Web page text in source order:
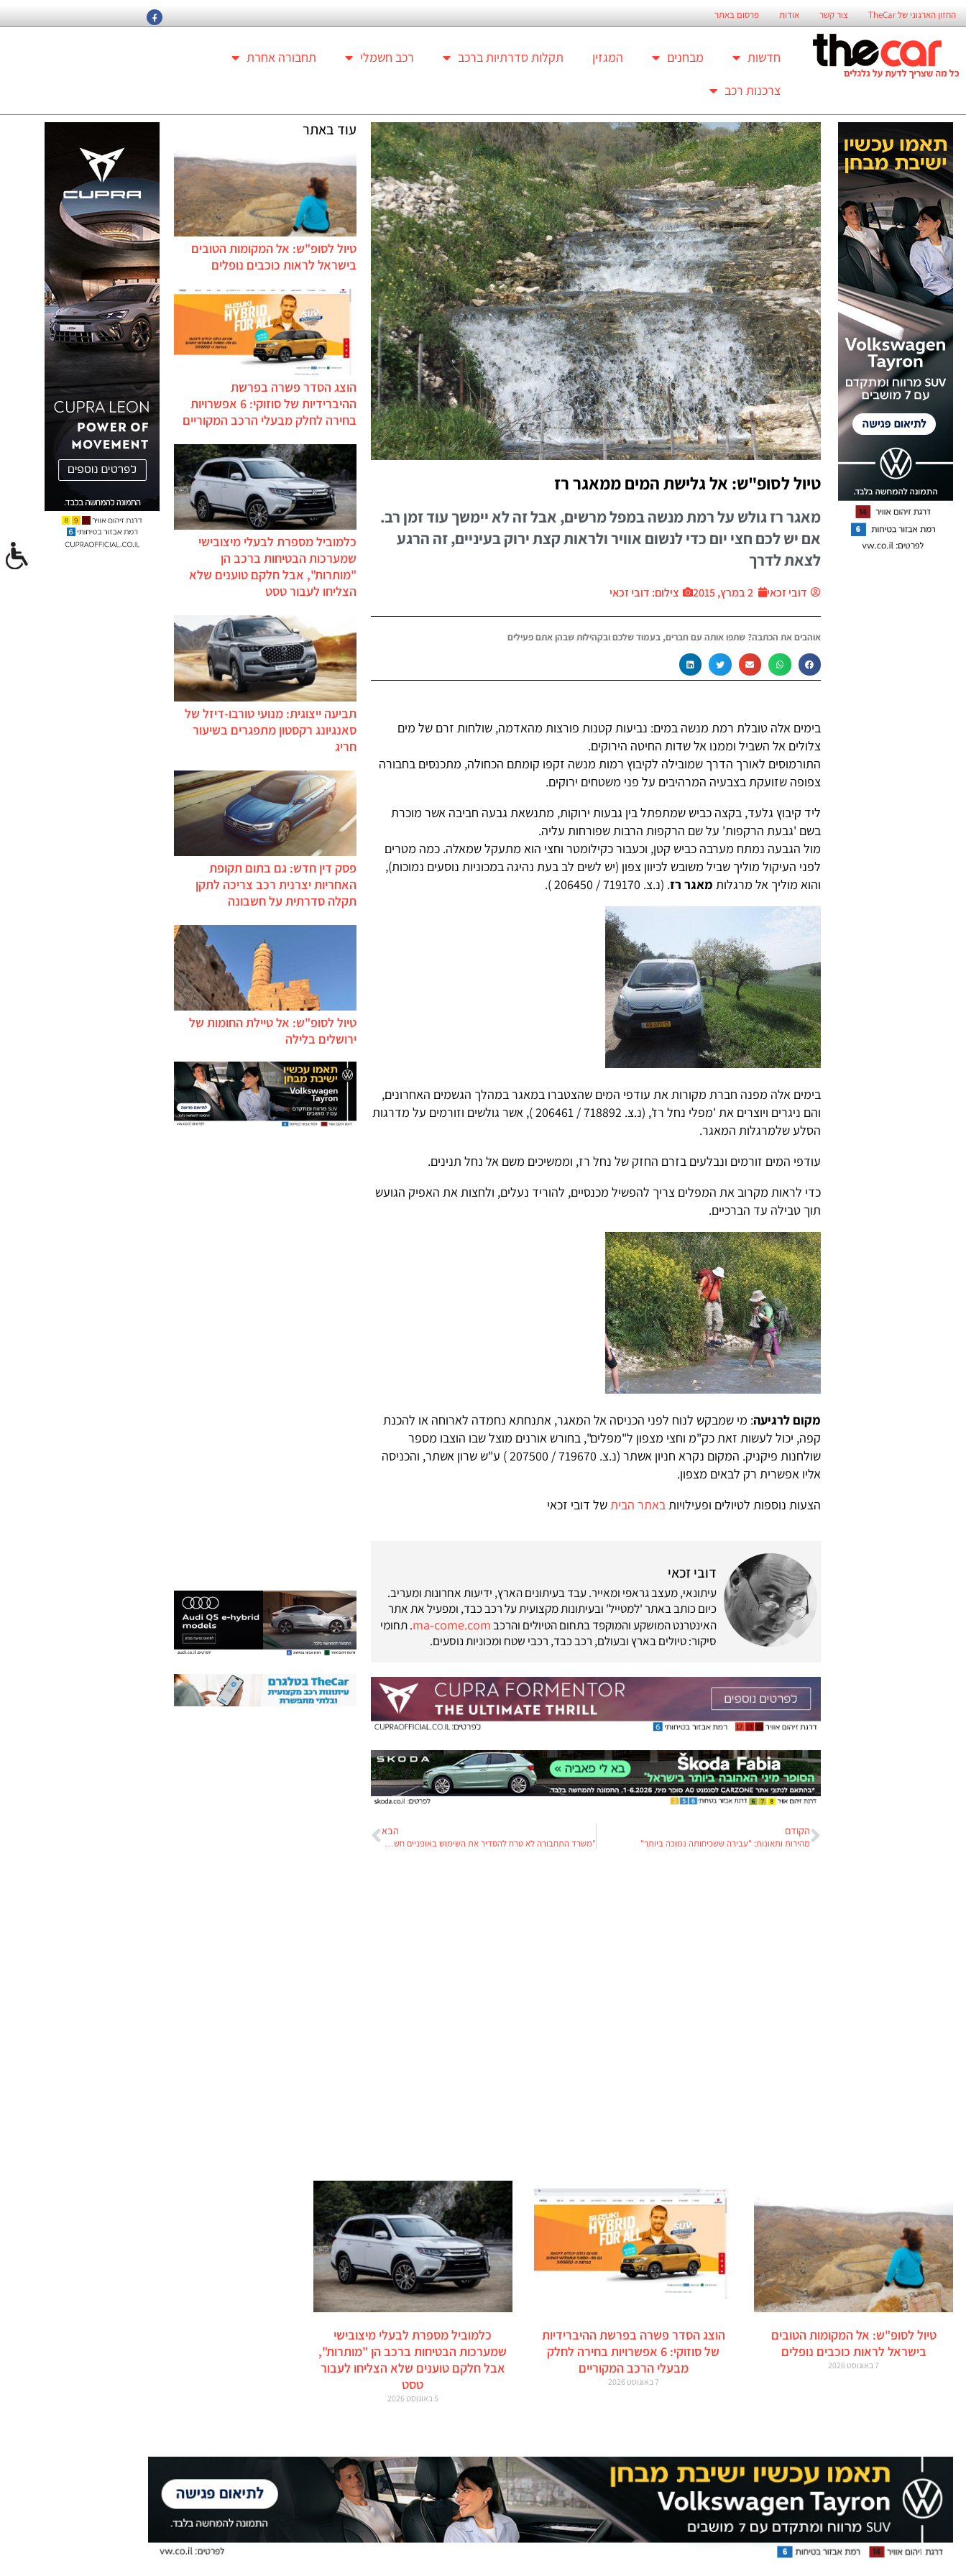
החזון הארגוני של TheCar צור קשר אודות פרסום באתר
חדשות מבחנים המגזין תקלות סדרתיות ברכב רכב חשמלי
תחבורה אחרת
צרכנות רכב
טיול לסופ"ש: אל גלישת המים ממאגר רז
מאגר רז גולש על רמת מנשה במפל מרשים, אבל זה לא יימשך עוד זמן רב.
אם יש לכם חצי יום כדי לנשום אוויר ולראות קצת ירוק בעיניים, זה הרגע
לצאת לדרך
דובי זכאי 2 במרץ, 2015 צילום: דובי זכאי
אוהבים את הכתבה? שתפו אותה עם חברים, בעמוד שלכם ובקהילות שבהן אתם פעילים
בימים אלה טובלת רמת מנשה במים: נביעות קטנות פורצות מהאדמה, שולחות זרם של מים
צלולים אל השביל וממנו אל שדות החיטה הירוקים.
התורמוסים לאורך הדרך שמובילה לקיבוץ רמות מנשה זקפו קומתם הכחולה, מתכנסים בחבורה
צפופה שזועקת בצבעיה המרהיבים על פני משטחים ירוקים.
ליד קיבוץ גלעד, בקצה כביש שמתפתל בין גבעות ירוקות, מתנשאת גבעה חביבה אשר מוכרת
בשם 'גבעת הרקפות' על שם הרקפות הרבות שפורחות עליה.
מול הגבעה נמתח מערבה כביש קטן, וכעבור כקילומטר וחצי הוא מתעקל שמאלה. כמה מטרים
לפני העיקול מוליך שביל משובש לכיוון צפון (יש לשים לב בעת נהיגה במכוניות נוסעים נמוכות),
והוא מוליך אל מרגלות מאגר רז. (נ.צ. 719170 / 206450 ).
בימים אלה מפנה חברת מקורות את עודפי המים שהצטברו במאגר במהלך הגשמים האחרונים,
והם ניגרים ויוצרים את 'מפלי נחל רז', (נ.צ. 718892 / 206461 ), אשר גולשים וזורמים על מדרגות
הסלע שלמרגלות המאגר.
עודפי המים זורמים ונבלעים בזרם החזק של נחל רז, וממשיכים משם אל נחל תנינים.
כדי לראות מקרוב את המפלים צריך להפשיל מכנסיים, להוריד נעלים, ולחצות את האפיק הגועש
תוך טבילה עד הברכיים.
מקום לרגיעה: מי שמבקש לנוח לפני הכניסה אל המאגר, אתנחתא נחמדה לארוחה או להכנת
קפה, יכול לעשות זאת כק"מ וחצי מצפון ל"מפלים", בחורש אורנים מוצל שבו הוצבו מספר
שולחנות פיקניק. המקום נקרא חניון אשתר (נ.צ. 719670 / 207500 ) ע"ש שרון אשתר, והכניסה
אליו אפשרית רק לבאים מצפון.
הצעות נוספות לטיולים ופעילויותבאתר הביתשל דובי זכאי
דובי זכאי
עיתונאי, מעצב גראפי ומאייר. עבד בעיתונים הארץ, ידיעות אחרונות ומעריב.
כיום כותב באתר 'למטייל' ובעיתונות מקצועית על רכב כבד, ומפעיל את אתר
האינטרנט המושקע והמוקפד בתחום הטיולים והרכבma-come.com. תחומי
סיקור: טיולים בארץ ובעולם, רכב כבד, רכבי שטח ומכוניות נוסעים.
הקודם
מהירות ותאונות: "עבירה ששכיחותה נמוכה ביותר"
הבא
"משרד התחבורה לא טרח להסדיר את השימוש באופניים חשמליים"
עוד באתר
טיול לסופ"ש: אל המקומות הטובים
בישראל לראות כוכבים נופלים
הוצג הסדר פשרה בפרשת
ההיברידיות של סוזוקי: 6 אפשרויות
בחירה לחלק מבעלי הרכב המקוריים
כלמוביל מספרת לבעלי מיצובישי
שמערכות הבטיחות ברכב הן
"מותרות", אבל חלקם טוענים שלא
הצליחו לעבור טסט
תביעה ייצוגית: מנועי טורבו-דיזל של
סאנגיונג רקסטון מתפגרים בשיעור
חריג
פסק דין חדש: גם בתום תקופת
האחריות יצרנית רכב צריכה לתקן
תקלה סדרתית על חשבונה
טיול לסופ"ש: אל טיילת החומות של
ירושלים בלילה
טיול לסופ"ש: אל המקומות הטובים
בישראל לראות כוכבים נופלים
7 באוגוסט 2026
הוצג הסדר פשרה בפרשת ההיברידיות
של סוזוקי: 6 אפשרויות בחירה לחלק
מבעלי הרכב המקוריים
7 באוגוסט 2026
כלמוביל מספרת לבעלי מיצובישי
שמערכות הבטיחות ברכב הן "מותרות",
אבל חלקם טוענים שלא הצליחו לעבור
טסט
5 באוגוסט 2026